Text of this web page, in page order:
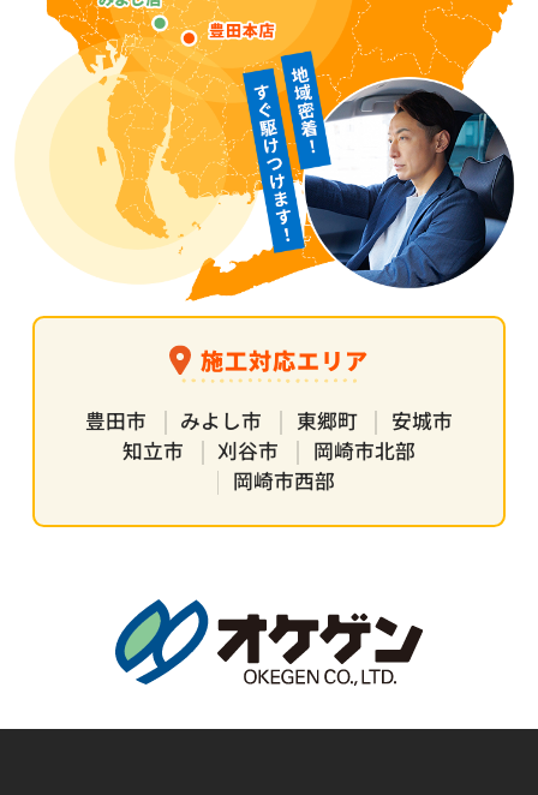
施工対応エリア
豊田市 みよし市 東郷町
安城市
知立市
刈谷市
岡崎市北部
岡崎市西部